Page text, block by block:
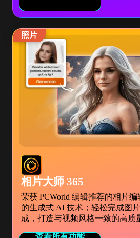
相片大师 365
荣获 PCWorld 编辑推荐的相片
的生成式 AI 技术；轻松完成图
成，打造与视频风格一致的高质
照片